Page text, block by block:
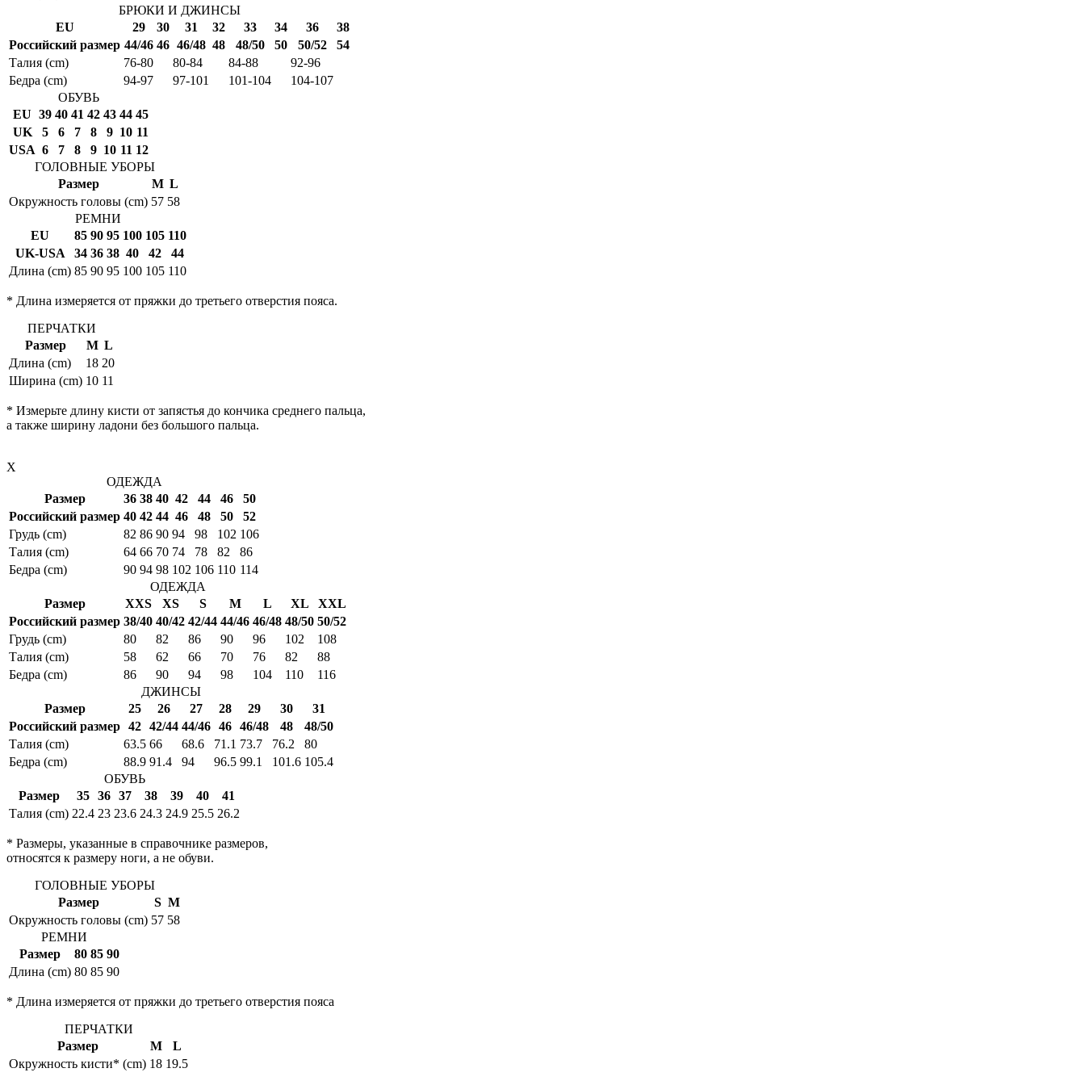
БРЮКИ И ДЖИНСЫ
EU
29 30 31 32 33 34 36
38
Российский размер 44/46 46 46/48 48 48/50 50 50/52
54
Талия (cm)
76-80 80-84 84-88
92-96
Бедра (cm)
94-97 97-101 101-104
104-107
ОБУВЬ
EU 39 40 41 42 43 44 45
UK
5 6 7 8 9 10 11
USA 6 7 8 9 10 11 12
ГОЛОВНЫЕ УБОРЫ
Размер
M L
Окружность головы (cm) 57 58
РЕМНИ
EU
85 90 95 100 105 110
UK-USA
34 36 38 40 42
44
Длина (cm) 85 90 95 100 105 110
* Длина измеряется от пряжки до третьего отверстия пояса.
ПЕРЧАТКИ
Размер
M L
Длина (cm)
18 20
Ширина (cm) 10 11
* Измерьте длину кисти от запястья до кончика среднего пальца,
а также ширину ладони без большого пальца.
X
ОДЕЖДА
Размер
36 38 40 42 44 46
50
Российский размер 40 42 44 46 48 50
52
Грудь (cm)
82 86 90 94 98 102 106
Талия (cm)
64 66 70 74 78 82
86
Бедра (cm)
90 94 98 102 106 110 114
ОДЕЖДА
Размер
XXS XS S M L XL
XXL
Российский размер 38/40 40/42 42/44 44/46 46/48 48/50 50/52
Грудь (cm)
80 82 86 90 96 102
108
Талия (cm)
58 62 66 70 76 82
88
Бедра (cm)
86 90 94 98 104 110
116
ДЖИНСЫ
Размер
25 26 27 28 29 30
31
Российский размер 42 42/44 44/46 46 46/48 48
48/50
Талия (cm)
63.5 66 68.6 71.1 73.7 76.2
80
Бедра (cm)
88.9 91.4 94 96.5 99.1 101.6 105.4
ОБУВЬ
Размер
35 36 37 38 39 40
41
Талия (cm) 22.4 23 23.6 24.3 24.9 25.5 26.2
* Размеры, указанные в справочнике размеров,
относятся к размеру ноги, а не обуви.
ГОЛОВНЫЕ УБОРЫ
Размер
S M
Окружность головы (cm) 57 58
РЕМНИ
Размер
80 85 90
Длина (cm) 80 85 90
* Длина измеряется от пряжки до третьего отверстия пояса
ПЕРЧАТКИ
Размер
M
L
Окружность кисти* (cm) 18 19.5